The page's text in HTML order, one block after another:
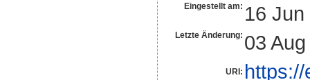
Eingestellt am: 16
Letzte Änderung: 03
URI: